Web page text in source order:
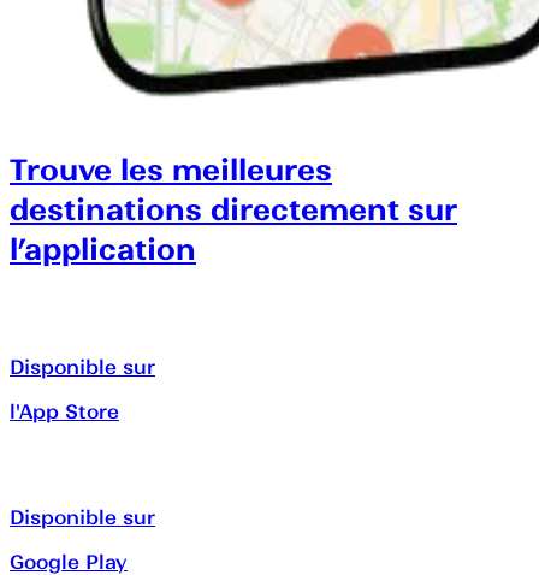
Trouve les meilleures
destinations directement sur
l’application
Disponible sur
l'App Store
Disponible sur
Google Play